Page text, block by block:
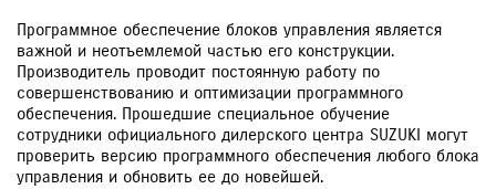
Программное обеспечение блоков управления является
важной и неотъемлемой частью его конструкции.
Производитель проводит постоянную работу по
совершенствованию и оптимизации программного
обеспечения. Прошедшие специальное обучение
сотрудники официального дилерского центра SUZUKI могут
проверить версию программного обеспечения любого блока
управления и обновить ее до новейшей.